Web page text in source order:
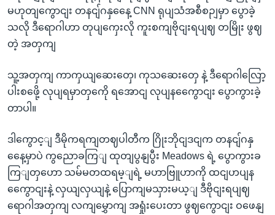
မဟုတျကွောငျး တနငျ်ဂနှနေေ့ CNN ရုပျသံအစီစဉျမှာ ပွောခဲ့
သလို ဒီရောဂါဟာ တုပျကှေးလို ကူးစကျဗိုငျးရပျဈ တမြိုး ဖွဈ
တဲ့ အတှကျ
သူ့အတှကျ ကာကှယျဆေးတှေ၊ ကုသဆေးတှေ နဲ့ ဒီရောဂါလြော့
ပါးစဖေို့ လုပျရမှာတှကေို ရအောငျ လုပျနကွေောငျး ပွောကွားခဲ့
တာပါ။
ဒါကွောင့ျ ဒီမိုကရကျတဈပါတီက ဂြိုးဘိုငျဒငျက တနငျ်ဂနှ
နေေ့မှာပဲ ကွညောခကြျ ထုတျပွနျပွီး Meadows ရဲ့ ပွောကွားခ
ကြျတှဟော သမ်မတထရမ့ျရဲ့ မဟာဗြူဟာကို ထငျဟပျန
ကွေောငျးနဲ့ လှယျလှယျနဲ့ ပြောကျမသှားမယ့ျ ဒီဗိုငျးရပျဈ
ရောဂါအတှကျ လကျမွှောကျ အရှုံးပေးတာ ဖွဈကွောငျး ဝဖေနျ